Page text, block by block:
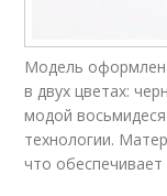
Модель
в двух цветах:
модой
технологии.
что обеспечивает